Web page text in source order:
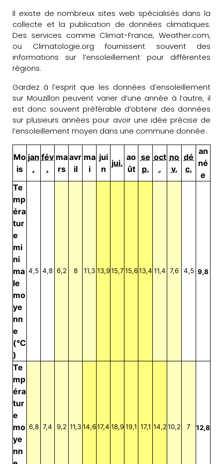
Il existe de nombreux sites web spécialisés dans la
collecte et la publication de données climatiques.
Des services comme Climat-France, Weather.com,
ou Climatologie.org fournissent souvent des
informations sur l’ensoleillement pour différentes
régions.
Gardez à l’esprit que les données d’ensoleillement
sur Mouzillon peuvent varier d’une année à l’autre, il
est donc souvent préférable d’obtenir des données
sur plusieurs années pour avoir une idée précise de
l’ensoleillement moyen dans une commune donnée.
Mo
is
jan
.
fév
.
ma
rs
avr
il
ma
i
jui
n
jui.
ao
ût
se
p.
oct
.
no
v.
dé
c.
an
né
e
Te
mp
éra
tur
e
mi
ni
ma
le
mo
ye
nn
e
(°C
)
4,5 4,8 6,2 8 11,3 13,915,715,613,4 11,4 7,6 4,5 9,8
Te
mp
éra
tur
e
mo
ye
nn
6,8 7,4 9,2 11,314,617,4 18,9 19,1 17,1 14,210,2 7 12,8